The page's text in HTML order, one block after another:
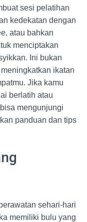
sesi pelatihan
kedekatan dengan
atau bahkan
menciptakan
Ini bukan
ikatan
Jika kamu
berlatih atau
mengunjungi
panduan dan tips
sehari-hari
memiliki bulu yang